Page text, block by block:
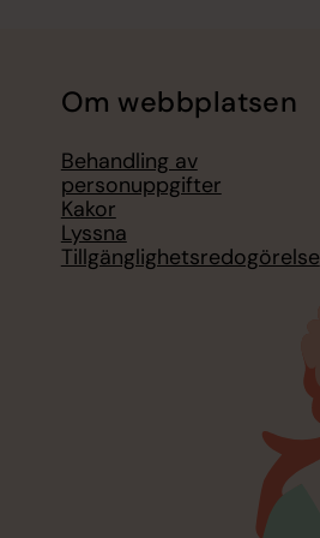
Om webbplatsen
Behandling av
personuppgifter
Kakor
Lyssna
Tillgänglighetsredogörelse